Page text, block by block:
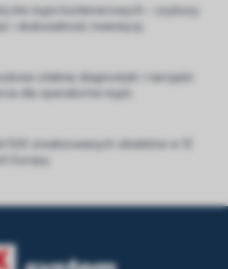
linii myjni kontenerowych – szybszy
i skalowalność inwestycji.
zdalnej diagnostyki i narzędzi
dla operatorów myjni.
500 zrealizowanych obiektów w 12
Europy.